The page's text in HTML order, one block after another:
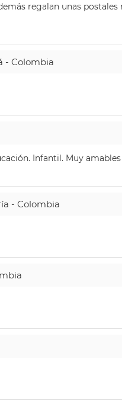
regalan unas postales
- Colombia
Infantil. Muy amables
- Colombia